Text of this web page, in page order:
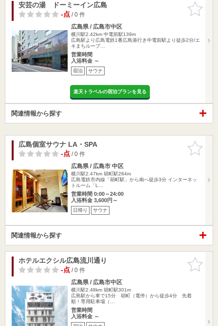
お気に入
りに追加
安芸の湯 ドーミーイン広島
-点/ 0 件
広島県 / 広島市中区
横川駅2.42km 中電前駅139m
広島駅より広島電鉄1番広島港行き中電前駅より徒歩2分/エ
キまちループ…
営業時間
入浴料金 ～
宿泊 サウナ
楽天トラベルの宿泊プランを見る
関連情報から探す
お気に入
りに追加
広島個室サウナ LA・SPA
-点/ 0 件
広島県 / 広島市 中区
横川駅2.47km 胡町駅284m
広島電鉄市内線「胡町駅」から南へ徒歩3分 インターネッ
トルーム「L…
営業時間 0:00～24:00
入浴料金 3,600円～
日帰り サウナ
関連情報から探す
お気に入
りに追加
ホテルエクシル広島流川通り
-点/ 0 件
広島県 / 広島市中区
横川駅2.48km 胡町駅301m
広島駅から車で15分 胡町（電停）から徒歩4分 先着
順！専用駐車場（…
営業時間
入浴料金 ～